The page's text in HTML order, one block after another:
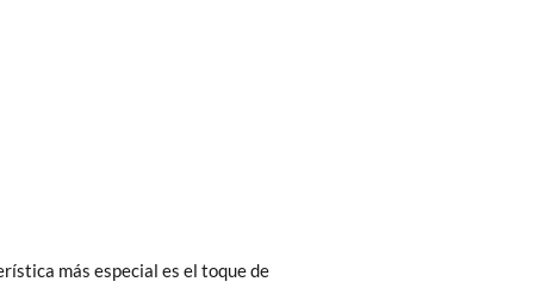
más especial es el toque de
son GRATIS y puedes realizarlos
acelerar el envío, puedes por muy